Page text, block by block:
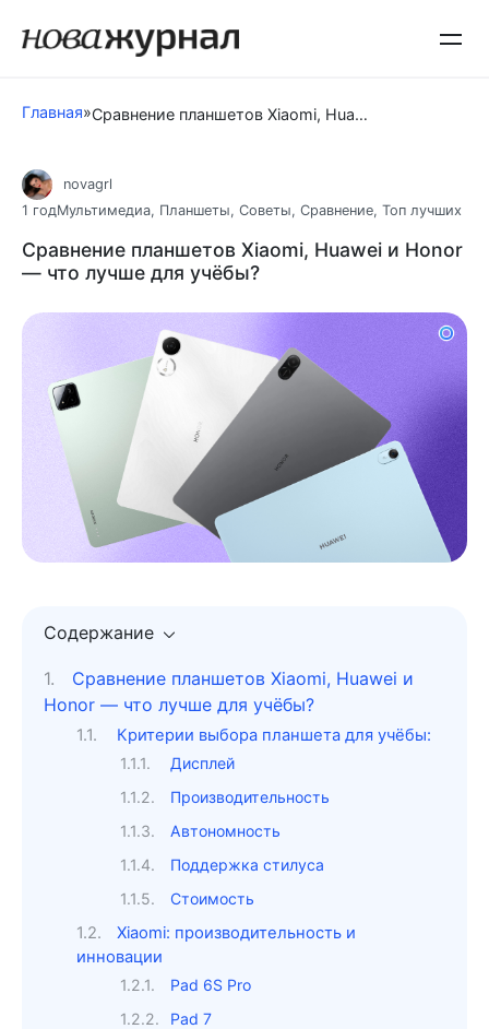
Главная» Сравнение планшетов Xiaomi, Huawei и Honor — что лучше для учёбы?
novagrl
1 годМультимедиа, Планшеты, Советы, Сравнение, Топ лучших
Сравнение планшетов Xiaomi, Huawei и Honor
— что лучше для учёбы?
Содержание
Сравнение планшетов Xiaomi, Huawei и
Honor — что лучше для учёбы?
Критерии выбора планшета для учёбы:
Дисплей
Производительность
Автономность
Поддержка стилуса
Стоимость
Xiaomi: производительность и
инновации
Pad 6S Pro
Pad 7